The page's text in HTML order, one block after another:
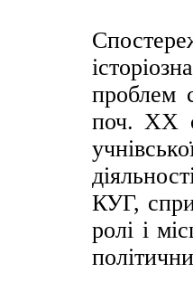
проблем
поч. ХХ
КУГ,
ролі і